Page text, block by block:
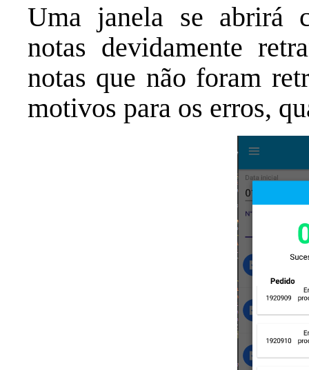
Uma janela se abrirá
notas devidamente
notas que não foram
motivos para os erros,